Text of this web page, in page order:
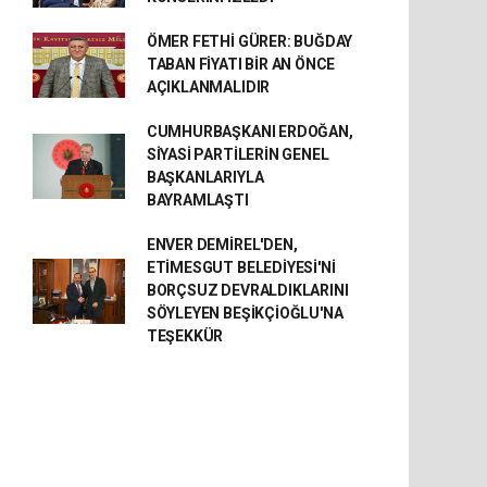
ÖMER FETHİ GÜRER: BUĞDAY
TABAN FİYATI BİR AN ÖNCE
AÇIKLANMALIDIR
CUMHURBAŞKANI ERDOĞAN,
SİYASİ PARTİLERİN GENEL
BAŞKANLARIYLA
BAYRAMLAŞTI
ENVER DEMİREL'DEN,
ETİMESGUT BELEDİYESİ'Nİ
BORÇSUZ DEVRALDIKLARINI
SÖYLEYEN BEŞİKÇİOĞLU'NA
TEŞEKKÜR